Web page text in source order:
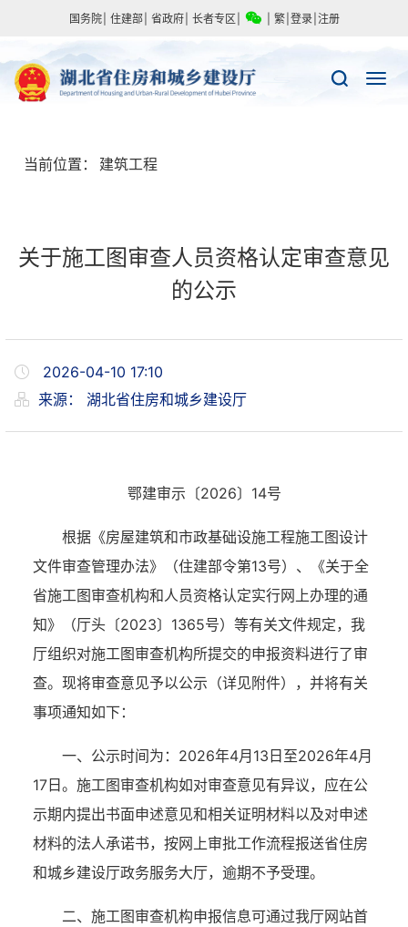
国务院 住建部 省政府 长者专区 繁 登录 注册
当前位置： 建筑工程
关于施工图审查人员资格认定审查意见
的公示
2026-04-10 17:10
来源： 湖北省住房和城乡建设厅
鄂建审示〔2026〕14号
根据《房屋建筑和市政基础设施工程施工图设计
文件审查管理办法》（住建部令第13号）、《关于全
省施工图审查机构和人员资格认定实行网上办理的通
知》（厅头〔2023〕1365号）等有关文件规定，我
厅组织对施工图审查机构所提交的申报资料进行了审
查。现将审查意见予以公示（详见附件），并将有关
事项通知如下：
一、公示时间为：2026年4月13日至2026年4月
17日。施工图审查机构如对审查意见有异议，应在公
示期内提出书面申述意见和相关证明材料以及对申述
材料的法人承诺书，按网上审批工作流程报送省住房
和城乡建设厅政务服务大厅，逾期不予受理。
二、施工图审查机构申报信息可通过我厅网站首